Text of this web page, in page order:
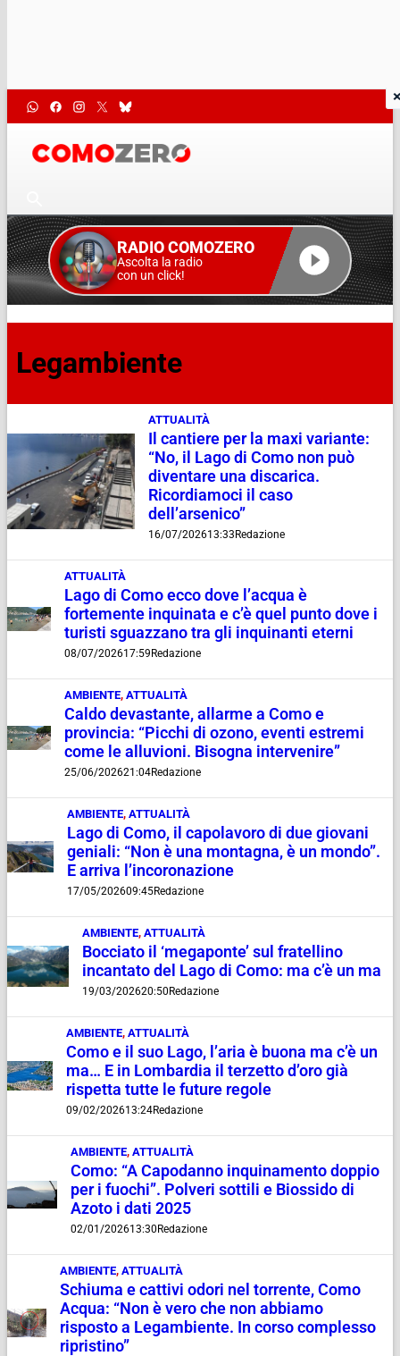
RADIO COMOZERO
Ascolta la radio
con un click!
Legambiente
ATTUALITÀ
Il cantiere per la maxi variante:
“No, il Lago di Como non può
diventare una discarica.
Ricordiamoci il caso
dell’arsenico”
16/07/202613:33Redazione
ATTUALITÀ
Lago di Como ecco dove l’acqua è
fortemente inquinata e c’è quel punto dove i
turisti sguazzano tra gli inquinanti eterni
08/07/202617:59Redazione
AMBIENTE,ATTUALITÀ
Caldo devastante, allarme a Como e
provincia: “Picchi di ozono, eventi estremi
come le alluvioni. Bisogna intervenire”
25/06/202621:04Redazione
AMBIENTE,ATTUALITÀ
Lago di Como, il capolavoro di due giovani
geniali: “Non è una montagna, è un mondo”.
E arriva l’incoronazione
17/05/202609:45Redazione
AMBIENTE,ATTUALITÀ
Bocciato il ‘megaponte’ sul fratellino
incantato del Lago di Como: ma c’è un ma
19/03/202620:50Redazione
AMBIENTE,ATTUALITÀ
Como e il suo Lago, l’aria è buona ma c’è un
ma… E in Lombardia il terzetto d’oro già
rispetta tutte le future regole
09/02/202613:24Redazione
AMBIENTE,ATTUALITÀ
Como: “A Capodanno inquinamento doppio
per i fuochi”. Polveri sottili e Biossido di
Azoto i dati 2025
02/01/202613:30Redazione
AMBIENTE, ATTUALITÀ
Schiuma e cattivi odori nel torrente, Como
Acqua: “Non è vero che non abbiamo
risposto a Legambiente. In corso complesso
ripristino”